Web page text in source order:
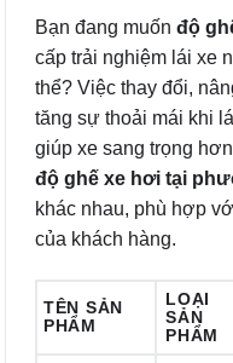
Bạn đang muốn độ
cấp trải nghiệm lái xe
thể? Việc thay đổi,
tăng sự thoải mái khi
giúp xe sang trọng
độ ghế xe hơi tại
khác nhau, phù hợp
của khách hàng.
TÊN SẢN
PHẨM
LOẠI
SẢN
PHẨM